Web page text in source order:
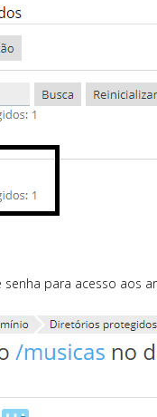
para acesso aos